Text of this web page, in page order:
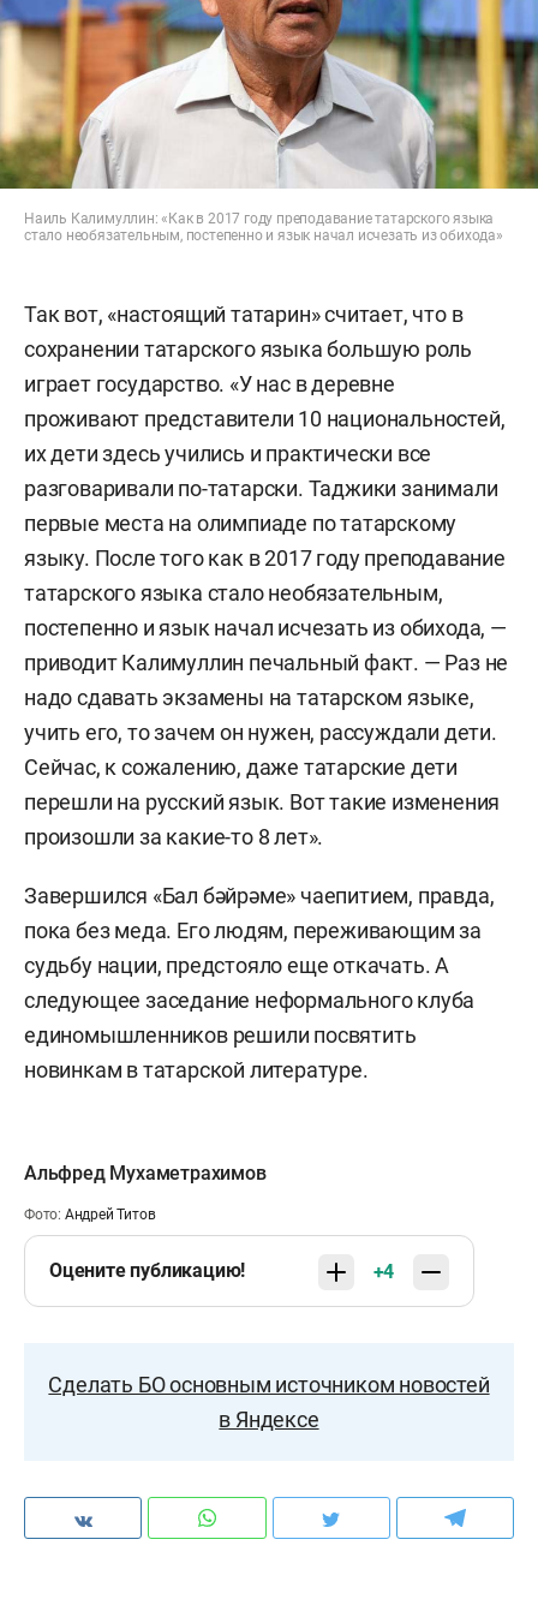
Наиль Калимуллин: «Как в 2017 году преподавание татарского языка
стало необязательным, постепенно и язык начал исчезать из обихода»
Так вот, «настоящий татарин» считает, что в
сохранении татарского языка большую роль
играет государство. «У нас в деревне
проживают представители 10 национальностей,
их дети здесь учились и практически все
разговаривали по-татарски. Таджики занимали
первые места на олимпиаде по татарскому
языку. После того как в 2017 году преподавание
татарского языка стало необязательным,
постепенно и язык начал исчезать из обихода, —
приводит Калимуллин печальный факт. — Раз не
надо сдавать экзамены на татарском языке,
учить его, то зачем он нужен, рассуждали дети.
Сейчас, к сожалению, даже татарские дети
перешли на русский язык. Вот такие изменения
произошли за какие-то 8 лет».
Завершился «Бал бәйрәме» чаепитием, правда,
пока без меда. Его людям, переживающим за
судьбу нации, предстояло еще откачать. А
следующее заседание неформального клуба
единомышленников решили посвятить
новинкам в татарской литературе.
Альфред Мухаметрахимов
Фото: Андрей Титов
Оцените публикацию! +4
Сделать БО основным источником новостей
в Яндексе